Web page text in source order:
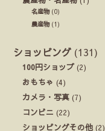
名産物(0)
農産物(1)
ショッピング (131)
100円ショップ (2)
おもちゃ (4)
カメラ・写真 (7)
コンビニ (22)
ショッピングその他 (2)